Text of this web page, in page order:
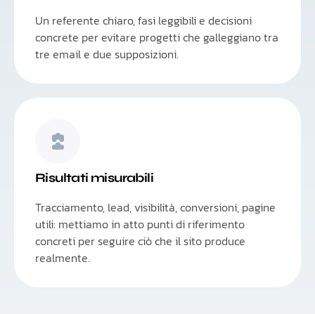
Un referente chiaro, fasi leggibili e decisioni
concrete per evitare progetti che galleggiano tra
tre email e due supposizioni.
Risultati misurabili
Tracciamento, lead, visibilità, conversioni, pagine
utili: mettiamo in atto punti di riferimento
concreti per seguire ciò che il sito produce
realmente.